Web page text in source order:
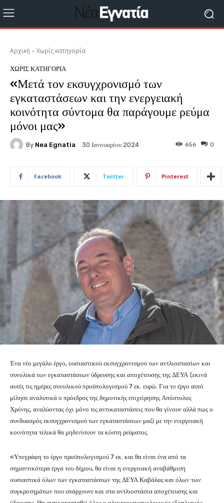
Αρχική Χωρίς κατηγορία
ΧΩΡΊΣ ΚΑΤΗΓΟΡΊΑ
«Μετά τον εκσυγχρονισμό των
εγκαταστάσεων και την ενεργειακή
κοινότητα σύντομα θα παράγουμε ρεύμα
μόνοι μας»
By Nea Egnatia 30 Ιανουαρίου 2024 0
656
Facebook Twitter Pinterest
Ένα νέο μεγάλο έργο, ουσιαστικού εκσυγχρονισμού των αντλιοστασίων και
συνολικά των εγκαταστάσεων ύδρευσης και αποχέτευσης της ΔΕΥΑ ξεκινά
αυτές τις ημέρες συνολικού προϋπολογισμού 7 εκ. ευρώ. Για το έργο αυτό
μίλησε αναλυτικά ο πρόεδρος της δημοτικής επιχείρησης Απόστολος
Χρόνης, αναλύοντας όχι μόνο τις αντικαταστάσεις που θα γίνουν αλλά πως ο
συνδυασμός εκσυγχρονισμού των εγκαταστάσεων μαζί με την ενεργειακή
κοινότητα τελικά θα μηδενίσουν τα κόστη ρεύματος.
«Υπεγράφη το έργο προϋπολογισμού 7 εκ. και θα είναι ένα από τα
σημαντικότερα έργα του δήμου, θα είναι η ενεργειακή αναβάθμιση
ουσιαστικά όλων των εγκαταστάσεων της ΔΕΥΑ Καβάλας και όλων των
συγκροτημάτων που υπάρχουνε και στα αντλιοστάσια αποχέτευσης και